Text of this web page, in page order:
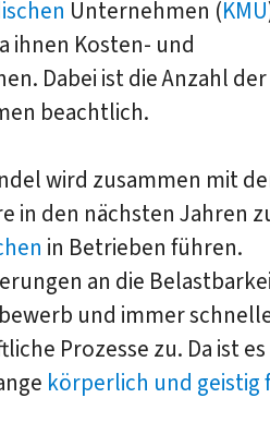
Unternehmen (KMU
ihnen Kosten- und
Dabei ist die Anzahl der
beachtlich.
wird zusammen mit
in den nächsten Jahren
in Betrieben führen.
an die
und immer
Prozesse zu. Da ist es
körperlich und geistig